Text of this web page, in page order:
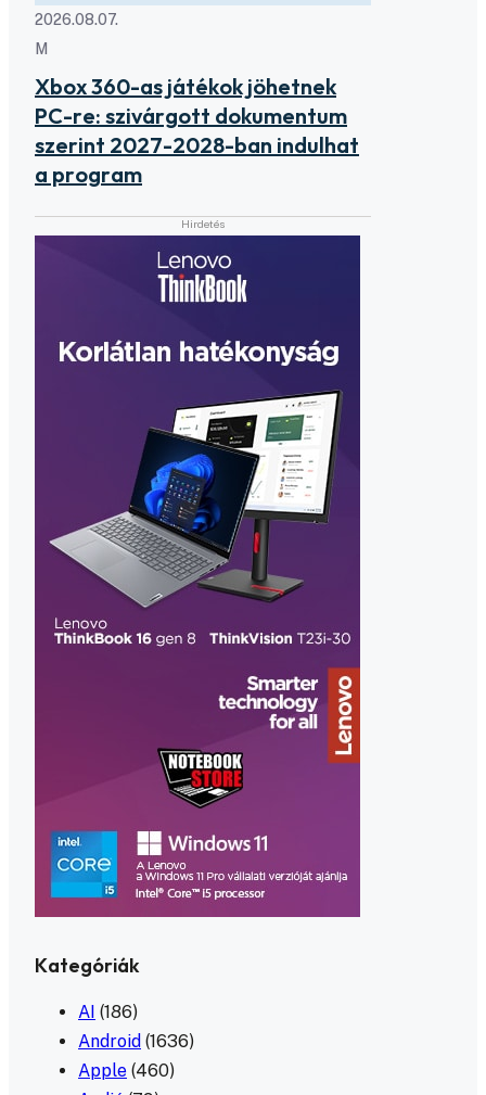
2026.08.07.
M
Xbox 360-as játékok jöhetnek
PC-re: szivárgott dokumentum
szerint 2027-2028-ban indulhat
a program
Kategóriák
AI (186)
Android (1636)
Apple (460)